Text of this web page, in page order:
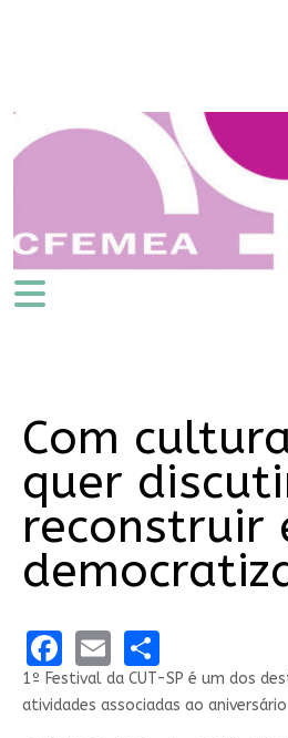
Com
quer
reconstruir
Facebook
EmailShare
1º Festival da CUT-SP é um dos
atividades associadas ao